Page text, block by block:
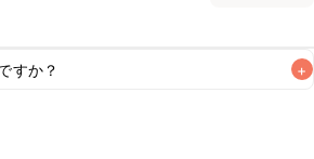
すか？ +
中が目安です。なるべくお早めにお召